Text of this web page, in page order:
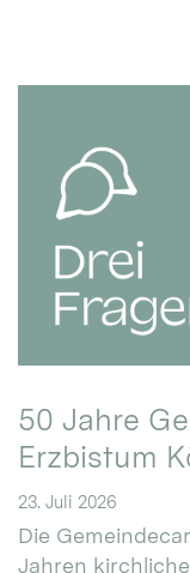
50 Jahre
Erzbistum
23. Juli 2026
Die
Jahren